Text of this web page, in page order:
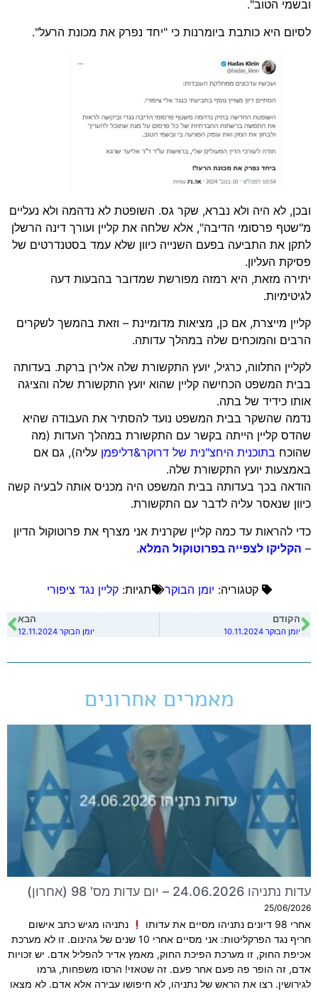
ובשמי הטוב".
לסיום היא כותבת ביומרנות כי "יחד נפרק את מכונת הרעל".
ובכן, לא היה ולא נברא, שקר גס. השופטת לא נדהמה ולא נעליים
מ"שטף פרסומי הדיבה", אלא שלחה את קליין ועורך דינה הרשלן
לתקן את התביעה בפעם השנייה כיוון שלא עמד בסטנדרטים של
פסיקת העליון.
יתירה מזאת, היא רמזה מפורשת שמדובר בהבעות דעה
לגיטימיות.
קליין מייצרת, אם כן, מציאות מדומיינת – וזאת בהמשך לשקרים
הרבים והמוכחים שלה במהלך עדותה.
לקליין התלווה, כרגיל, יועץ התקשורת שלה אלירן ברקת. בעדותה
בבית המשפט הכחישה קליין שהוא יועץ התקשורת שלה והציגה
אותו כידיד של בתה.
נדמה שהשקר בבית המשפט נועד להסתיר את העבודה שהיא
שהדס קליין הייתה בקשר עם התקשורת במהלך העדות (מה
שהוכח בתוכנית היחצ"נית של דרוקר&דליפמן עליה), גם אם
באמצעות יועץ התקשורת שלה.
הודאה בכך בעדותה בבית המשפט היה מכניס אותה לבעיה קשה
כיוון שנאסר עליה לדבר עם התקשורת.
כדי להראות עד כמה קליין שקרנית אני מצרף את פרוטוקול הדיון
– הקליקו לצפייה בפרוטוקול המלא.
קטגוריה: יומן הבוקר תגיות: קליין נגד ציפורי
הקודם
יומן הבוקר 10.11.2024
הבא
יומן הבוקר 12.11.2024
מאמרים אחרונים
עדות נתניהו 24.06.2026 – יום עדות מס' 98 (אחרון)
25/06/2026
אחרי 98 דיונים נתניהו מסיים את עדותו
נתניהו מגיש כתב אישום
חריף נגד הפרקליטות: אני מסיים אחרי 10 שנים של גהינום. זו לא מערכת
אכיפת החוק, זו מערכת הפיכת החוק, מאמץ אדיר להפליל אדם. יש זכויות
אדם, זה הופר פה פעם אחר פעם. זה שטאזי! הרסו משפחות, גרמו
לגירושין. רצו את הראש של נתניהו, לא חיפושו עבירה אלא אדם. לא מצאו